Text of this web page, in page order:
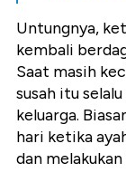
Untungnya,
kembali
Saat masih
susah itu
keluarga.
hari ketika
dan